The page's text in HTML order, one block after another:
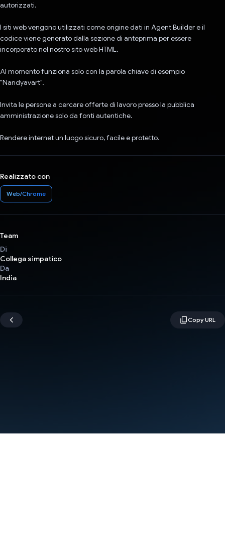
autorizzati.
I siti web vengono utilizzati come origine dati in Agent Builder e il
codice viene generato dalla sezione di anteprima per essere
incorporato nel nostro sito web HTML.
Al momento funziona solo con la parola chiave di esempio
"Nandyavart".
Invita le persone a cercare offerte di lavoro presso la pubblica
amministrazione solo da fonti autentiche.
Rendere internet un luogo sicuro, facile e protetto.
Realizzato con
Web/Chrome
Team
Di
Collega simpatico
Da
India